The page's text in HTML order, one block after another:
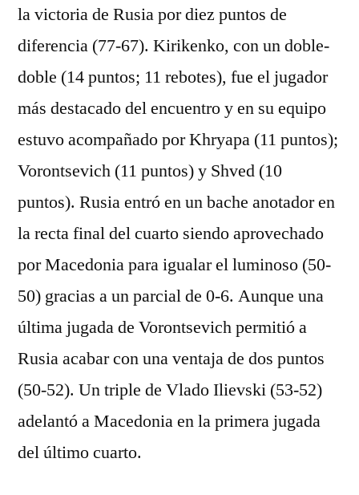
la victoria de Rusia por diez puntos de
diferencia (77-67). Kirikenko, con un doble-
doble (14 puntos; 11 rebotes), fue el jugador
más destacado del encuentro y en su equipo
estuvo acompañado por Khryapa (11 puntos);
Vorontsevich (11 puntos) y Shved (10
puntos). Rusia entró en un bache anotador en
la recta final del cuarto siendo aprovechado
por Macedonia para igualar el luminoso (50-
50) gracias a un parcial de 0-6. Aunque una
última jugada de Vorontsevich permitió a
Rusia acabar con una ventaja de dos puntos
(50-52). Un triple de Vlado Ilievski (53-52)
adelantó a Macedonia en la primera jugada
del último cuarto.